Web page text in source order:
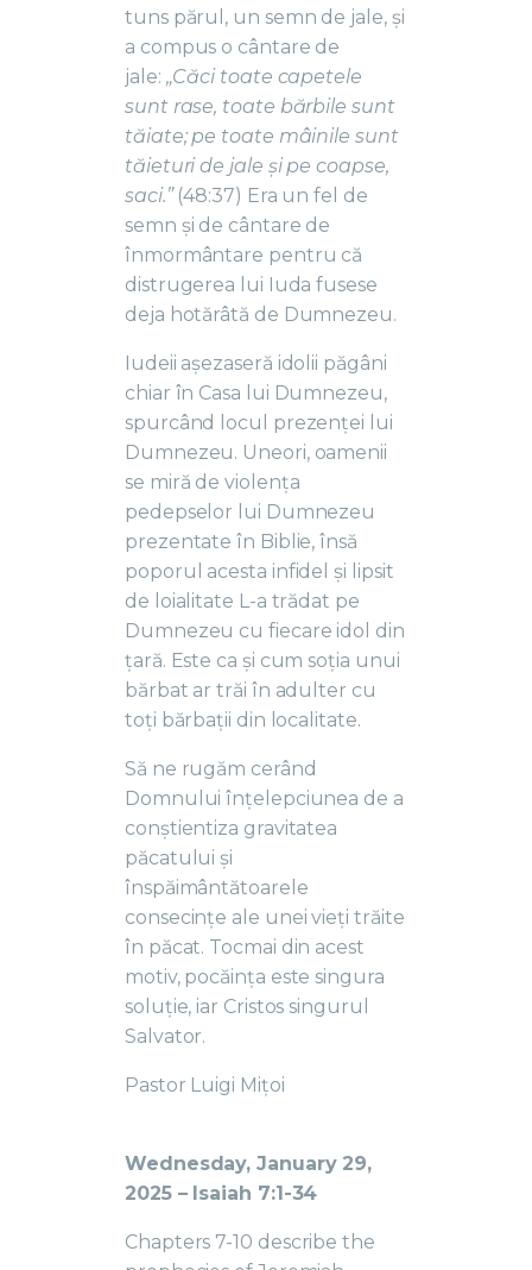
tuns părul, un semn de jale, și
a compus o cântare de
jale: „Căci toate capetele
sunt rase, toate bărbile sunt
tăiate; pe toate mâinile sunt
tăieturi de jale și pe coapse,
saci.”(48:37) Era un fel de
semn și de cântare de
înmormântare pentru că
distrugerea lui Iuda fusese
deja hotărâtă de Dumnezeu.
Iudeii așezaseră idolii păgâni
chiar în Casa lui Dumnezeu,
spurcând locul prezenței lui
Dumnezeu. Uneori, oamenii
se miră de violența
pedepselor lui Dumnezeu
prezentate în Biblie, însă
poporul acesta infidel și lipsit
de loialitate L-a trădat pe
Dumnezeu cu fiecare idol din
țară. Este ca și cum soția unui
bărbat ar trăi în adulter cu
toți bărbații din localitate.
Să ne rugăm cerând
Domnului înțelepciunea de a
conștientiza gravitatea
păcatului și
înspăimântătoarele
consecințe ale unei vieți trăite
în păcat. Tocmai din acest
motiv, pocăința este singura
soluție, iar Cristos singurul
Salvator.
Pastor Luigi Mițoi
Wednesday, January 29,
2025– Isaiah 7:1-34
Chapters 7-10 describe the